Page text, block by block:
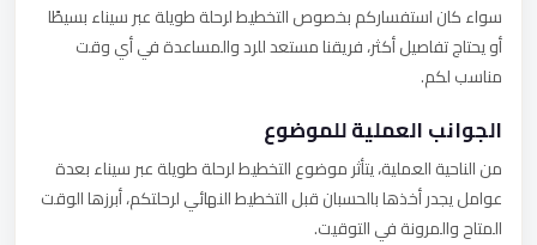
سواء كان استفساركم بخصوص التخطيط لرحلة طويلة عبر سيناء بسيطًا
أو يحتاج تفاصيل أكثر، فريقنا مستعد للرد والمساعدة في أي وقت
مناسب لكم.
الجوانب العملية للموضوع
من الناحية العملية، يتأثر موضوع التخطيط لرحلة طويلة عبر سيناء بعدة
عوامل يجدر أخذها بالحسبان قبل التخطيط النهائي لرحلتكم، أبرزها الوقت
المتاح والمرونة في التوقيت.